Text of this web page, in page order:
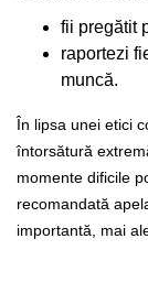
fii pregătit
raportezi
muncă.
În lipsa unei etici
întorsătură
momente dificile
recomandată
importantă, mai